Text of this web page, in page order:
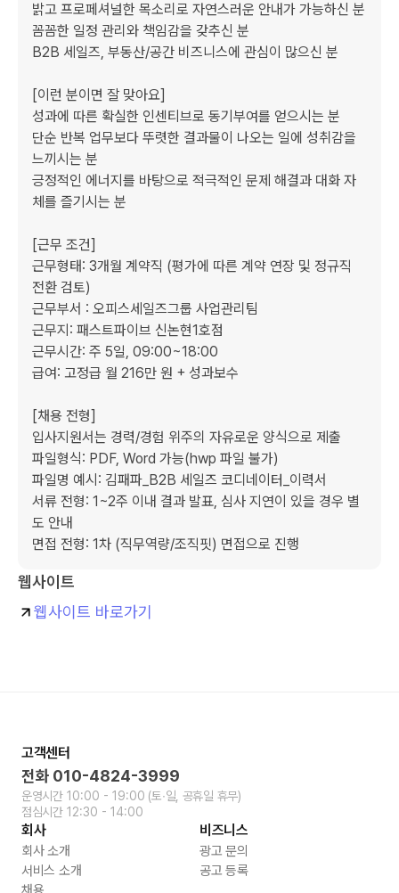
밝고 프로페셔널한 목소리로 자연스러운 안내가 가능하신 분
꼼꼼한 일정 관리와 책임감을 갖추신 분
B2B 세일즈, 부동산/공간 비즈니스에 관심이 많으신 분
[이런 분이면 잘 맞아요]
성과에 따른 확실한 인센티브로 동기부여를 얻으시는 분
단순 반복 업무보다 뚜렷한 결과물이 나오는 일에 성취감을
느끼시는 분
긍정적인 에너지를 바탕으로 적극적인 문제 해결과 대화 자
체를 즐기시는 분
[근무 조건]
근무형태: 3개월 계약직 (평가에 따른 계약 연장 및 정규직
전환 검토)
근무부서 : 오피스세일즈그룹 사업관리팀
근무지: 패스트파이브 신논현1호점
근무시간: 주 5일, 09:00~18:00
급여: 고정급 월 216만 원 + 성과보수
[채용 전형]
입사지원서는 경력/경험 위주의 자유로운 양식으로 제출
파일형식: PDF, Word 가능(hwp 파일 불가)
파일명 예시: 김패파_B2B 세일즈 코디네이터_이력서
서류 전형: 1~2주 이내 결과 발표, 심사 지연이 있을 경우 별
도 안내
면접 전형: 1차 (직무역량/조직핏) 면접으로 진행
웹사이트
웹사이트 바로가기
고객센터
전화 010-4824-3999
운영시간 10:00 - 19:00 (토∙일, 공휴일 휴무)
점심시간 12:30 - 14:00
회사
회사 소개
서비스 소개
비즈니스
광고 문의
공고 등록